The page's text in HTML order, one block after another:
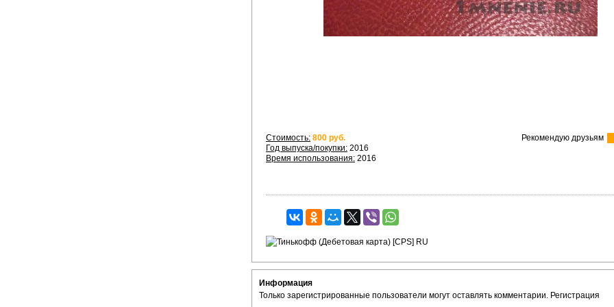
Стоимость: 800 руб.
Год выпуска/покупки: 2016
Время использования: 2016
Рекомендую друзьям
Информация
Только зарегистрированные пользователи могут оставлять комментарии. Регистрация